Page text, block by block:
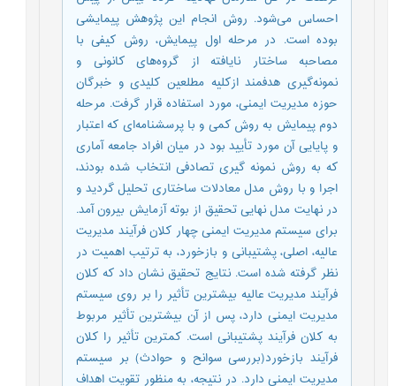
احساس می‌شود. روش انجام این پژوهش پیمایشی
بوده است. در مرحله اول پیمایش، روش کیفی با
مصاحبه ساختار نایافته از گروه‌های کانونی و
نمونه‌گیری هدفمند ازکلیه مطلعین کلیدی و خبرگان
حوزه مدیریت ایمنی، مورد استفاده قرار گرفت. مرحله
دوم پیمایش به روش کمی و با پرسشنامه‌ای که اعتبار
و پایایی آن مورد تأیید بود در میان افراد جامعه آماری
که به روش نمونه گیری تصادفی انتخاب شده بودند،
اجرا و با روش مدل معادلات ساختاری تحلیل گردید و
در نهایت مدل نهایی تحقیق از بوته آزمایش بیرون آمد.
برای سیستم مدیریت ایمنی چهار کلان فرآیند مدیریت
عالیه، اصلی، پشتیبانی و بازخورد، به ترتیب اهمیت در
نظر گرفته شده است. نتایج تحقیق نشان داد که کلان
فرآیند مدیریت عالیه بیشترین تأثیر را بر روی سیستم
مدیریت ایمنی دارد، پس از آن بیشترین تأثیر مربوط
به کلان فرآیند پشتیبانی است. کمترین تأثیر را کلان
فرآیند بازخورد(بررسی سوانح و حوادث) بر سیستم
مدیریت ایمنی دارد. در نتیجه، به منظور تقویت اهداف